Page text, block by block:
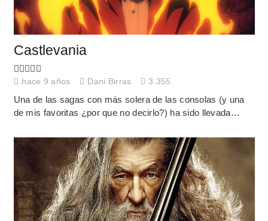
Castlevania
hace 9 años Dani Birras 3.355
Una de las sagas con más solera de las consolas (y una
de mis favoritas ¿por que no decirlo?) ha sido llevada…